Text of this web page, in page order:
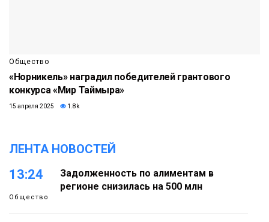
Общество
«Норникель» наградил победителей грантового
конкурса «Мир Таймыра»
15 апреля 2025 1.8k
ЛЕНТА НОВОСТЕЙ
13:24
Общество
Задолженность по алиментам в
регионе снизилась на 500 млн